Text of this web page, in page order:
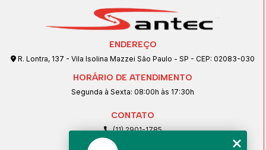
ENDEREÇO
R. Lontra, 137 - Vila Isolina Mazzei São Paulo - SP - CEP: 02083-030
HORÁRIO DE ATENDIMENTO
Segunda à Sexta: 08:00h às 17:30h
CONTATO
(11) 2901-1785
(11) 99239-1832